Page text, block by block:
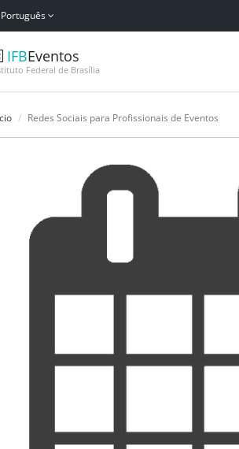
Português
IFBEventos
Federal de Brasília
Redes Sociais para Profissionais de Eventos